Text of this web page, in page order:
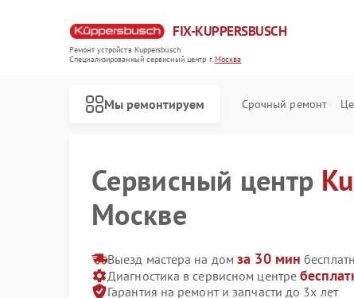
FIX-KUPPERSBUSCH
Ремонт устройств Kuppersbusch
Специализированный cервисный центр г.Москва
Мы ремонтируем Срочный ремонт
Сервисный центр
Москве
Выезд мастера на домза 30 мин
Диагностика в сервисном центре
Гарантия на ремонт и запчасти до 3х лет